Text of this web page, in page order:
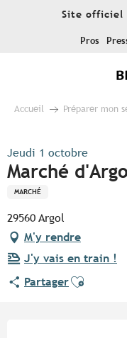
Site officiel
Pros
Accueil Préparer mon
Jeudi 1 octobre
Marché
MARCHÉ
29560 Argol
M'y rendre
J'y vais en train !
PartagerAjouter